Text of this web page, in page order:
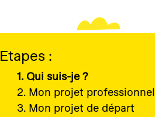
Etapes :
1. Qui suis-je ?
2. Mon projet professionnel
3. Mon projet de départ